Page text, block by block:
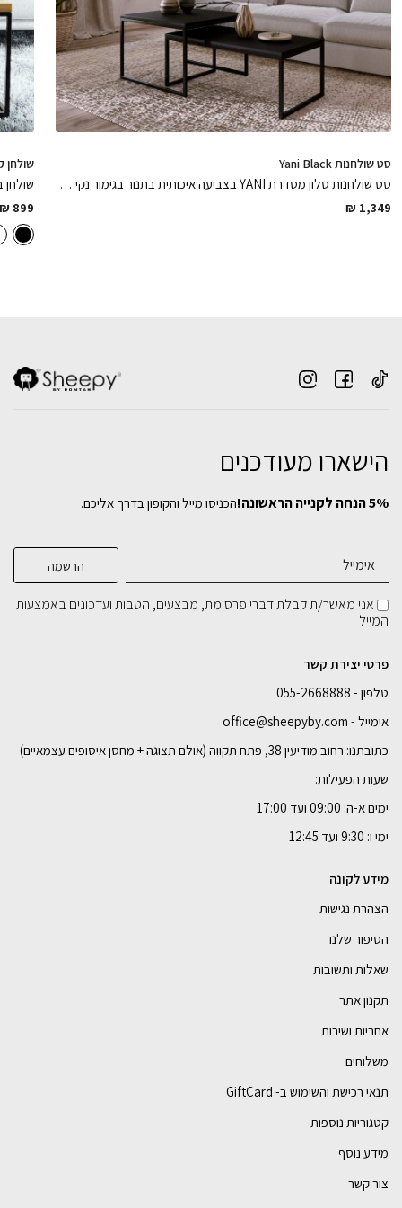
בחירתצבע מתכת:
הוספה לסל
בחירתצבע מתכת:
הוספה לסל
בחירתצבע מתכת:
הוספה לסל
שטיח בלגי Grees אפור עכבר
1,399
הוספה לסל
סט שולחנות Yani Black
סט שולחנות סלון מסדרת YANI בצביעה איכותית בתנור בגימור נקי אלגנטי ומדויק לסלון שלכם
₪ 1,349
בחירת
שולחן
שולחן
₪ 899
בחירת
בחירת
הישארו מעודכנים
5% הנחה לקנייה הראשונה! הכניסו מייל והקופון בדרך אליכם.
אני מאשר/ת קבלת דברי פרסומת, מבצעים, הטבות ועדכונים באמצעות
המייל
פרטי יצירת קשר
טלפון - 055-2668888
אימייל - office@sheepyby.com
כתובתנו: רחוב מודיעין 38, פתח תקווה (אולם תצוגה + מחסן איסופים עצמאיים)
שעות הפעילות:
ימים א-ה: 09:00 ועד 17:00
ימי ו: 9:30 ועד 12:45
מידע לקונה
הצהרת נגישות
הסיפור שלנו
שאלות ותשובות
תקנון אתר
אחריות ושירות
משלוחים
תנאי רכישת והשימוש ב- GiftCard
קטגוריות נוספות
מידע נוסף
צור קשר